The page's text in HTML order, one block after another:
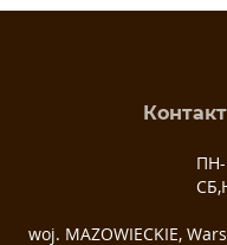
woj. MAZOWIECKIE,